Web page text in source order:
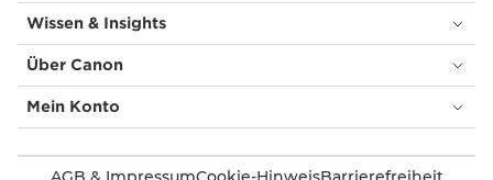
Wissen & Insights
Über Canon
Mein Konto